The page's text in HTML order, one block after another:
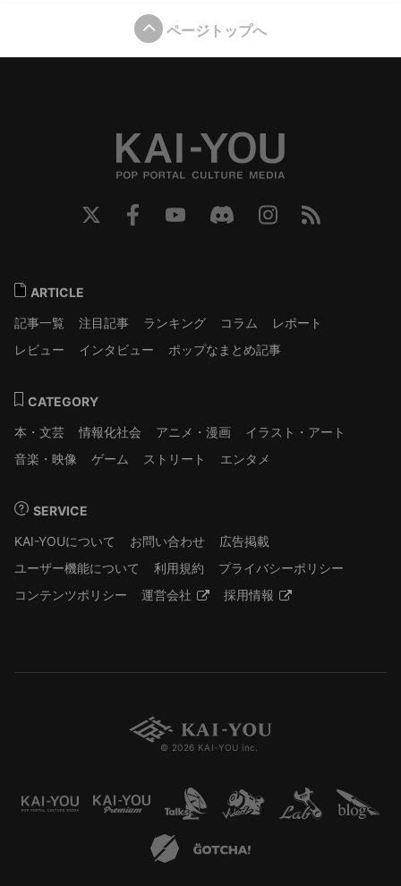
ページトップへ
ARTICLE
記事一覧
注目記事 ランキング コラム
レポート
レビュー
インタビュー ポップなまとめ記事
CATEGORY
本・文芸
情報化社会 アニメ・漫画
イラスト・アート
音楽・映像
ゲーム ストリート エンタメ
SERVICE
KAI-YOUについて
お問い合わせ
広告掲載
ユーザー機能について
利用規約
プライバシーポリシー
コンテンツポリシー
運営会社 採用情報
© 2026 KAI-YOU inc.